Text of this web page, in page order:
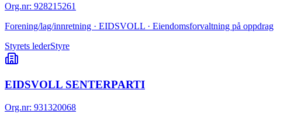
Org.nr: 928215261
Forening/lag/innretning · EIDSVOLL · Eiendomsforvaltning på oppdrag
Styrets lederStyre
EIDSVOLL SENTERPARTI
Org.nr: 931320068